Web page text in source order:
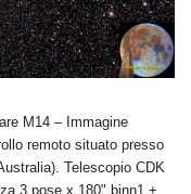
M14 – Immagine
remoto situato presso
Telescopio CDK
3 pose x 180" binn1 +